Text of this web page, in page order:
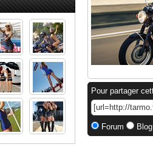
Pour partager
Forum